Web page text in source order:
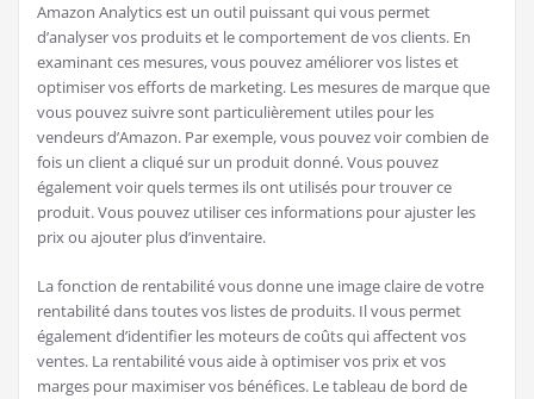
Amazon Analytics est un outil puissant qui vous permet
d’analyser vos produits et le comportement de vos clients. En
examinant ces mesures, vous pouvez améliorer vos listes et
optimiser vos efforts de marketing. Les mesures de marque que
vous pouvez suivre sont particulièrement utiles pour les
vendeurs d’Amazon. Par exemple, vous pouvez voir combien de
fois un client a cliqué sur un produit donné. Vous pouvez
également voir quels termes ils ont utilisés pour trouver ce
produit. Vous pouvez utiliser ces informations pour ajuster les
prix ou ajouter plus d’inventaire.
La fonction de rentabilité vous donne une image claire de votre
rentabilité dans toutes vos listes de produits. Il vous permet
également d’identifier les moteurs de coûts qui affectent vos
ventes. La rentabilité vous aide à optimiser vos prix et vos
marges pour maximiser vos bénéfices. Le tableau de bord de